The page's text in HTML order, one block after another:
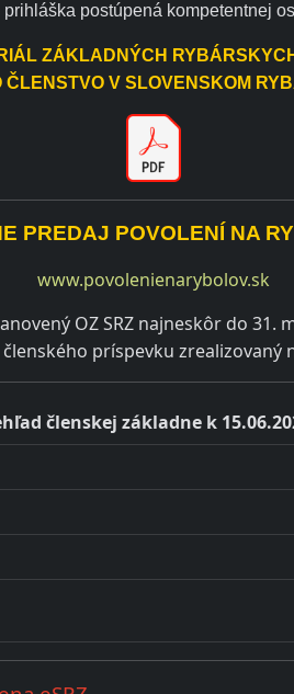
postúpená kompetentnej
ZÁKLADNÝCH
ČLENSTVO V SLOVENSKOM
PREDAJ POVOLENÍ NA
www.povolenienarybolov.sk
OZ SRZ najneskôr do 31.
príspevku
členskej základne k